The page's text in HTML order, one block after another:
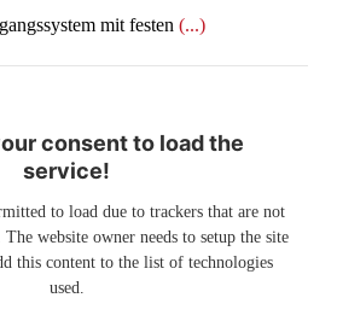
mit festen (...)
consent to load the
service!
to load due to trackers that are not
website owner needs to setup the site
this content to the list of technologies
used.